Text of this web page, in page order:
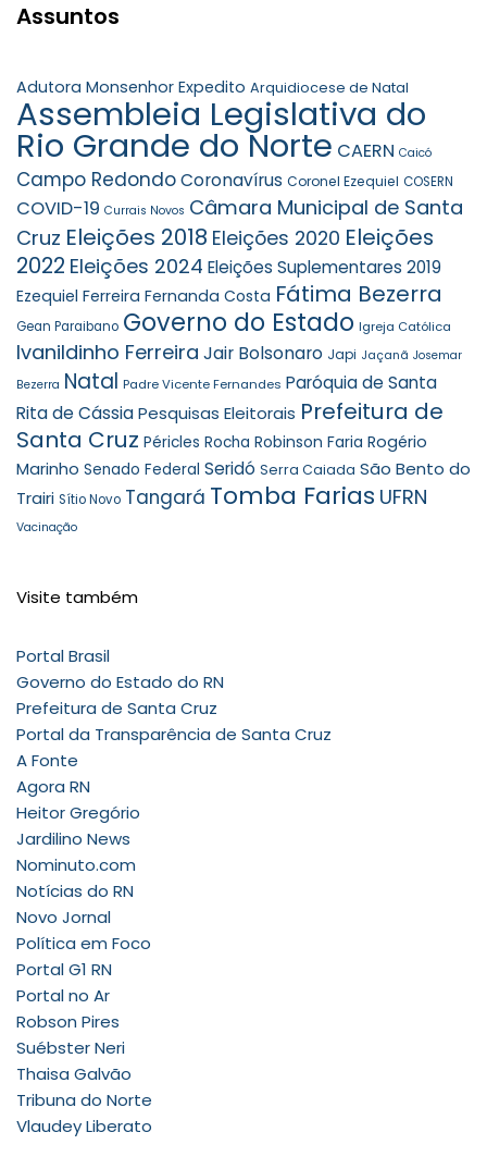
Assuntos
Adutora Monsenhor Expedito Arquidiocese de Natal
Assembleia Legislativa do
Rio Grande do Norte CAERN Caicó
Campo RedondoCoronavírus Coronel Ezequiel COSERN
COVID-19 Currais Novos Câmara Municipal de Santa
Cruz Eleições 2018 Eleições 2020 Eleições
2022 Eleições 2024 Eleições Suplementares 2019
Ezequiel Ferreira Fernanda Costa Fátima Bezerra
Gean Paraibano Governo do Estado Igreja Católica
Ivanildinho Ferreira Jair Bolsonaro Japi Jaçanã Josemar
Bezerra Natal Padre Vicente Fernandes Paróquia de Santa
Rita de CássiaPesquisas Eleitorais Prefeitura de
Santa Cruz Péricles Rocha Robinson Faria Rogério
Marinho Senado Federal Seridó Serra Caiada São Bento do
Trairi Sítio Novo Tangará Tomba Farias UFRN
Vacinação
Visite também
Portal Brasil
Governo do Estado do RN
Prefeitura de Santa Cruz
Portal da Transparência de Santa Cruz
A Fonte
Agora RN
Heitor Gregório
Jardilino News
Nominuto.com
Notícias do RN
Novo Jornal
Política em Foco
Portal G1 RN
Portal no Ar
Robson Pires
Suébster Neri
Thaisa Galvão
Tribuna do Norte
Vlaudey Liberato